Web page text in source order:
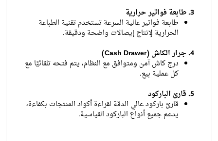
3. طابعة فواتير حرارية
طابعة فواتير عالية السرعة تستخدم تقنية الطباعة
الحرارية لإنتاج إيصالات واضحة ودقيقة.
4. جرار الكاش (Cash Drawer)
درج كاش آمن ومتوافق مع النظام، يتم فتحه تلقائيًا مع
كل عملية بيع.
5. قارئ الباركود
قارئ باركود عالي الدقة لقراءة أكواد المنتجات بكفاءة،
يدعم جميع أنواع الباركود القياسية.